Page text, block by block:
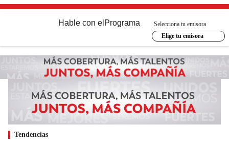
Hable con el Programa
Selecciona tu emisora
Elige tu emisora
Tendencias